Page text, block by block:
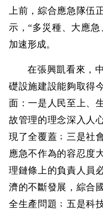
上前，綜合應急隊伍
示，“多災種、大應
加速形成。
在張興凱看來，
礎設施建設能夠取得
面：一是人民至上、
故管理的理念深入人
現了全覆蓋﹔三是社
應急不作為的容忍度
理鏈條上的負責人員
濟的不斷發展，綜合
全生產問題﹔五是科